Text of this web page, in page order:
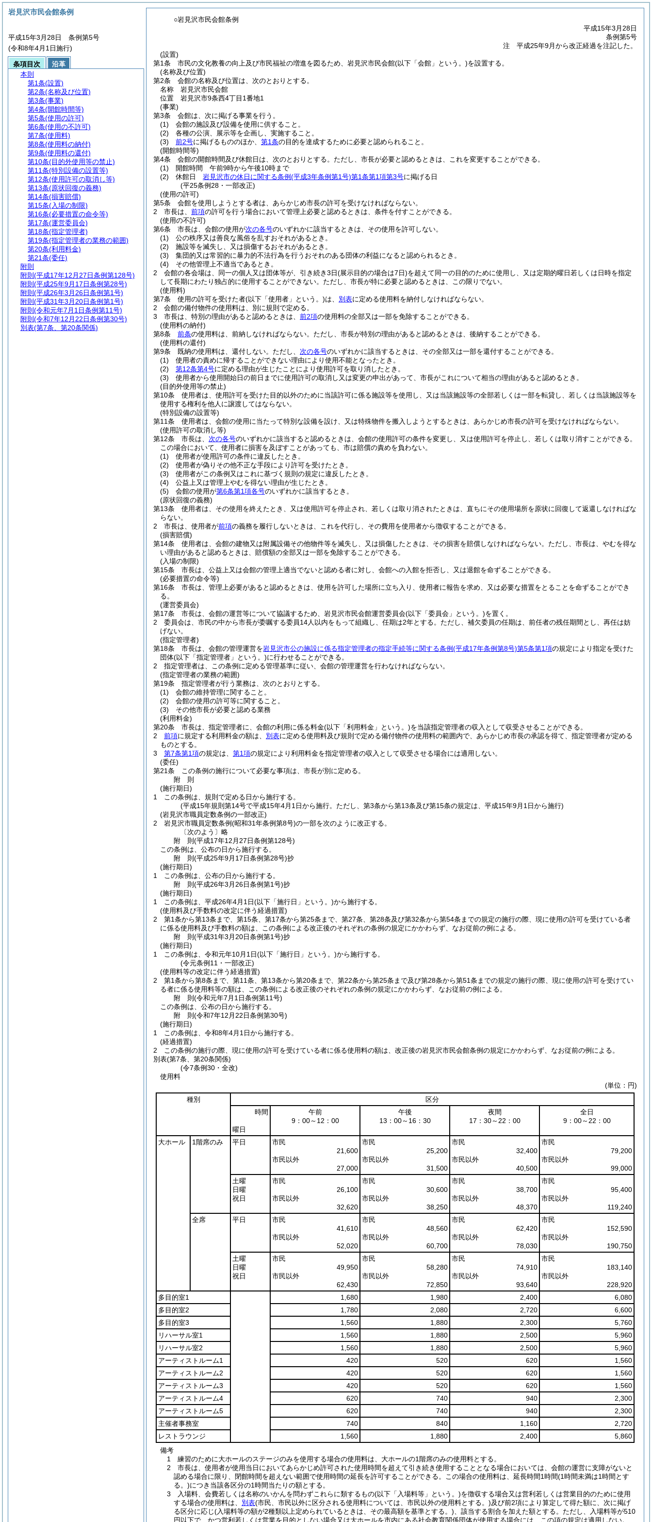
○岩見沢市民会館条例
平成15年3月28日
条例第5号
注 平成25年9月から改正経過を注記した。
(設置)
第1条
市民の文化教養の向上及び市民福祉の増進を図るため、岩見沢市民会館(以下「会館」という。)を設置する。
(名称及び位置)
第2条
会館の名称及び位置は、次のとおりとする。
名称 岩見沢市民会館
位置 岩見沢市9条西4丁目1番地1
(事業)
第3条
会館は、次に掲げる事業を行う。
(1)
会館の施設及び設備を使用に供すること。
(2)
各種の公演、展示等を企画し、実施すること。
(3)
前2号に掲げるもののほか、 第1条の目的を達成するために必要と認められること。
(開館時間等)
第4条
会館の開館時間及び休館日は、次のとおりとする。 ただし、市長が必要と認めるときは、これを変更することができる。
(1)
開館時間 午前9時から午後10時まで
(2)
休館日 岩見沢市の休日に関する条例(平成3年条例第1号)第1条第1項第3号に掲げる日
(平25条例28・一部改正)
(使用の許可)
第5条
会館を使用しようとする者は、あらかじめ市長の許可を受けなければならない。
2
市長は、 前項の許可を行う場合において管理上必要と認めるときは、条件を付すことができる。
(使用の不許可)
第6条
市長は、会館の使用が次の各号のいずれかに該当するときは、その使用を許可しない。
(1)
公の秩序又は善良な風俗を乱すおそれがあるとき。
(2)
施設等を滅失し、又は損傷するおそれがあるとき。
(3)
集団的又は常習的に暴力的不法行為を行うおそれのある団体の利益になると認められるとき。
(4)
その他管理上不適当であるとき。
2
会館の各会場は、同一の個人又は団体等が、引き続き3日(展示目的の場合は7日)を超えて同一の目的のために使用し、又は定期的曜日若しくは日時を指定
して長期にわたり独占的に使用することができない。 ただし、市長が特に必要と認めるときは、この限りでない。
(使用料)
第7条
使用の許可を受けた者(以下「使用者」という。)は、 別表に定める使用料を納付しなければならない。
2
会館の備付物件の使用料は、別に規則で定める。
3
市長は、特別の理由があると認めるときは、 前2項の使用料の全部又は一部を免除することができる。
(使用料の納付)
第8条
前条の使用料は、前納しなければならない。 ただし、市長が特別の理由があると認めるときは、後納することができる。
(使用料の還付)
第9条
既納の使用料は、還付しない。 ただし、 次の各号のいずれかに該当するときは、その全部又は一部を還付することができる。
(1)
使用者の責めに帰することができない理由により使用不能となったとき。
(2)
第12条第4号に定める理由が生じたことにより使用許可を取り消したとき。
(3)
使用者から使用開始日の前日までに使用許可の取消し又は変更の申出があって、市長がこれについて相当の理由があると認めるとき。
(目的外使用等の禁止)
第10条
使用者は、使用許可を受けた目的以外のために当該許可に係る施設等を使用し、又は当該施設等の全部若しくは一部を転貸し、若しくは当該施設等を
使用する権利を他人に譲渡してはならない。
(特別設備の設置等)
第11条
使用者は、会館の使用に当たって特別な設備を設け、又は特殊物件を搬入しようとするときは、あらかじめ市長の許可を受けなければならない。
(使用許可の取消し等)
第12条
市長は、 次の各号のいずれかに該当すると認めるときは、会館の使用許可の条件を変更し、又は使用許可を停止し、若しくは取り消すことができる。
この場合において、使用者に損害を及ぼすことがあっても、市は賠償の責めを負わない。
(1)
使用者が使用許可の条件に違反したとき。
(2)
使用者が偽りその他不正な手段により許可を受けたとき。
(3)
使用者がこの条例又はこれに基づく規則の規定に違反したとき。
(4)
公益上又は管理上やむを得ない理由が生じたとき。
(5)
会館の使用が第6条第1項各号のいずれかに該当するとき。
(原状回復の義務)
第13条
使用者は、その使用を終えたとき、又は使用許可を停止され、若しくは取り消されたときは、直ちにその使用場所を原状に回復して返還しなければな
らない。
2
市長は、使用者が前項の義務を履行しないときは、これを代行し、その費用を使用者から徴収することができる。
(損害賠償)
第14条
使用者は、会館の建物又は附属設備その他物件等を滅失し、又は損傷したときは、その損害を賠償しなければならない。 ただし、市長は、やむを得な
い理由があると認めるときは、賠償額の全部又は一部を免除することができる。
(入場の制限)
第15条
市長は、公益上又は会館の管理上適当でないと認める者に対し、会館への入館を拒否し、又は退館を命ずることができる。
(必要措置の命令等)
第16条
市長は、管理上必要があると認めるときは、使用を許可した場所に立ち入り、使用者に報告を求め、又は必要な措置をとることを命ずることができ
る。
(運営委員会)
第17条
市長は、会館の運営等について協議するため、岩見沢市民会館運営委員会(以下「委員会」という。)を置く。
2
委員会は、市民の中から市長が委嘱する委員14人以内をもって組織し、任期は2年とする。 ただし、補欠委員の任期は、前任者の残任期間とし、再任は妨
げない。
(指定管理者)
第18条
市長は、会館の管理運営を岩見沢市公の施設に係る指定管理者の指定手続等に関する条例(平成17年条例第8号)第5条第1項の規定により指定を受けた
団体(以下「指定管理者」という。)に行わせることができる。
2
指定管理者は、この条例に定める管理基準に従い、会館の管理運営を行わなければならない。
(指定管理者の業務の範囲)
第19条
指定管理者が行う業務は、次のとおりとする。
(1)
会館の維持管理に関すること。
(2)
会館の使用の許可等に関すること。
(3)
その他市長が必要と認める業務
(利用料金)
第20条
市長は、指定管理者に、会館の利用に係る料金(以下「利用料金」という。)を当該指定管理者の収入として収受させることができる。
2
前項に規定する利用料金の額は、 別表に定める使用料及び規則で定める備付物件の使用料の範囲内で、あらかじめ市長の承認を得て、指定管理者が定める
ものとする。
3
第7条第1項の規定は、 第1項の規定により利用料金を指定管理者の収入として収受させる場合には適用しない。
(委任)
第21条
この条例の施行について必要な事項は、市長が別に定める。
附 則
(施行期日)
1
この条例は、規則で定める日から施行する。
(平成15年規則第14号で平成15年4月1日から施行。ただし、第3条から第13条及び第15条の規定は、平成15年9月1日から施行)
(岩見沢市職員定数条例の一部改正)
2
岩見沢市職員定数条例(昭和31年条例第8号)の一部を次のように改正する。
〔次のよう〕略
附 則(平成17年12月27日条例第128号)
この条例は、公布の日から施行する。
附 則(平成25年9月17日条例第28号)抄
(施行期日)
1
この条例は、公布の日から施行する。
附 則(平成26年3月26日条例第1号)抄
(施行期日)
1
この条例は、平成26年4月1日(以下「施行日」という。)から施行する。
(使用料及び手数料の改定に伴う経過措置)
2
第1条から第13条まで、第15条、第17条から第25条まで、第27条、第28条及び第32条から第54条までの規定の施行の際、現に使用の許可を受けている者
に係る使用料及び手数料の額は、この条例による改正後のそれぞれの条例の規定にかかわらず、なお従前の例による。
附 則(平成31年3月20日条例第1号)抄
(施行期日)
1
この条例は、令和元年10月1日(以下「施行日」という。)から施行する。
(令元条例11・一部改正)
(使用料等の改定に伴う経過措置)
2
第1条から第8条まで、第11条、第13条から第20条まで、第22条から第25条まで及び第28条から第51条までの規定の施行の際、現に使用の許可を受けてい
る者に係る使用料等の額は、この条例による改正後のそれぞれの条例の規定にかかわらず、なお従前の例による。
附 則(令和元年7月1日条例第11号)
この条例は、公布の日から施行する。
附 則(令和7年12月22日条例第30号)
(施行期日)
1
この条例は、令和8年4月1日から施行する。
(経過措置)
2
この条例の施行の際、現に使用の許可を受けている者に係る使用料の額は、改正後の岩見沢市民会館条例の規定にかかわらず、なお従前の例による。
別表(第7条、第20条関係)
(令7条例30・全改)
使用料
(単位：円)
種別
区分
時間
曜日
午前
9：00～12：00
午後
13：00～16：30
夜間
17：30～22：00
全日
9：00～22：00
大ホール 1階席のみ 平日
市民
21,600
市民以外
27,000
市民
25,200
市民以外
31,500
市民
32,400
市民以外
40,500
市民
79,200
市民以外
99,000
土曜
日曜
祝日
市民
26,100
市民以外
32,620
市民
30,600
市民以外
38,250
市民
38,700
市民以外
48,370
市民
95,400
市民以外
119,240
全席
平日
市民
41,610
市民以外
52,020
市民
48,560
市民以外
60,700
市民
62,420
市民以外
78,030
市民
152,590
市民以外
190,750
土曜
日曜
祝日
市民
49,950
市民以外
62,430
市民
58,280
市民以外
72,850
市民
74,910
市民以外
93,640
市民
183,140
市民以外
228,920
多目的室1
1,680 1,980 2,400
6,080
多目的室2
1,780 2,080 2,720
6,600
多目的室3
1,560 1,880 2,300
5,760
リハーサル室1
1,560 1,880 2,500
5,960
リハーサル室2
1,560 1,880 2,500
5,960
アーティストルーム1
420 520 620
1,560
アーティストルーム2
420 520 620
1,560
アーティストルーム3
420 520 620
1,560
アーティストルーム4
620 740 940
2,300
アーティストルーム5
620 740 940
2,300
主催者事務室
740 840 1,160
2,720
レストラウンジ
1,560 1,880 2,400
5,860
備考
1 練習のために大ホールのステージのみを使用する場合の使用料は、大ホールの1階席のみの使用料とする。
2 市長は、使用者が使用当日においてあらかじめ許可された使用時間を超えて引き続き使用することとなる場合においては、会館の運営に支障がないと
認める場合に限り、閉館時間を超えない範囲で使用時間の延長を許可することができる。この場合の使用料は、延長時間1時間(1時間未満は1時間とす
る。)につき当該各区分の1時間当たりの額とする。
3 入場料、会費若しくは名称のいかんを問わずこれらに類するもの(以下「入場料等」という。)を徴収する場合又は営利若しくは営業目的のために使用
する場合の使用料は、 別表(市民、市民以外に区分される使用料については、市民以外の使用料とする。)及び前2項により算定して得た額に、次に掲げ
る区分に応じ(入場料等の額が2種類以上定められているときは、その最高額を基準とする。)、該当する割合を加えた額とする。ただし、入場料等が510
円以下で、かつ営利若しくは営業を目的としない場合又は大ホールを市内にある社会教育関係団体が使用する場合には、この項の規定は適用しない。
岩見沢市民会館条例
平成15年3月28日 条例第5号
(令和8年4月1日施行)
条項目次
沿革
本則
第1条(設置)
第2条(名称及び位置)
第3条(事業)
第4条(開館時間等)
第5条(使用の許可)
第6条(使用の不許可)
第7条(使用料)
第8条(使用料の納付)
第9条(使用料の還付)
第10条(目的外使用等の禁止)
第11条(特別設備の設置等)
第12条(使用許可の取消し等)
第13条(原状回復の義務)
第14条(損害賠償)
第15条(入場の制限)
第16条(必要措置の命令等)
第17条(運営委員会)
第18条(指定管理者)
第19条(指定管理者の業務の範囲)
第20条(利用料金)
第21条(委任)
附則
附則 (平成17年12月27日条例第128号)
附則 (平成25年9月17日条例第28号)
附則 (平成26年3月26日条例第1号)
附則 (平成31年3月20日条例第1号)
附則 (令和元年7月1日条例第11号)
附則 (令和7年12月22日条例第30号)
別表(第7条、第20条関係)